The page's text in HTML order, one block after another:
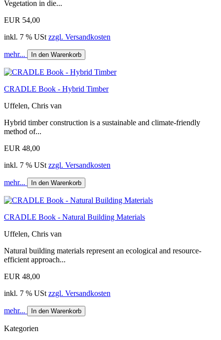
Vegetation in die...
EUR 54,00
inkl. 7 % USt zzgl. Versandkosten
mehr... In den Warenkorb
CRADLE Book - Hybrid Timber
Uffelen, Chris van
Hybrid timber construction is a sustainable and climate-friendly
method of...
EUR 48,00
inkl. 7 % USt zzgl. Versandkosten
mehr... In den Warenkorb
CRADLE Book - Natural Building Materials
Uffelen, Chris van
Natural building materials represent an ecological and resource-
efficient approach...
EUR 48,00
inkl. 7 % USt zzgl. Versandkosten
mehr... In den Warenkorb
Kategorien